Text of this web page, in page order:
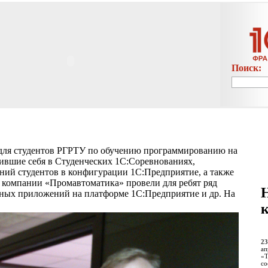
Поиск:
студентов РГРТУ по обучению программированию на
себя в Студенческих 1С:Соревнованиях,
студентов в конфигурации 1С:Предприятие, а также
«Промавтоматика» провели для ребят ряд
приложений на платформе 1С:Предприятие и др. На